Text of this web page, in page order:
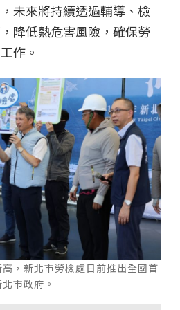
未來將持續透過輔導、檢
降低熱危害風險，確保勞
作。
，新北市勞檢處日前推出全國首
市政府。